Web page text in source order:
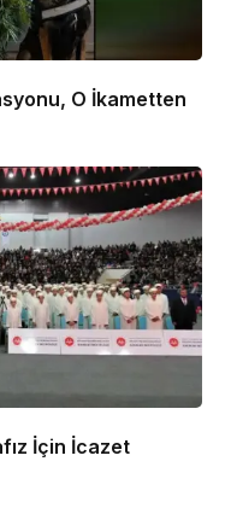
O İkametten
İçin İcazet